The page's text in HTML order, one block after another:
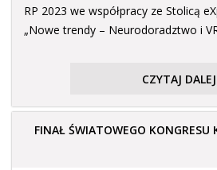
RP 2023 we współpracy ze Stolicą
„Nowe trendy – Neurodoradztwo i
CZYTAJ DALEJ
FINAŁ ŚWIATOWEGO KONGRESU